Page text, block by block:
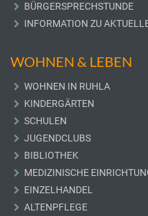
BÜRGERSPRECHSTUNDE
INFORMATION ZU
WOHNEN & LEBEN
WOHNEN IN RUHLA
KINDERGÄRTEN
SCHULEN
JUGENDCLUBS
BIBLIOTHEK
MEDIZINISCHE
EINZELHANDEL
ALTENPFLEGE